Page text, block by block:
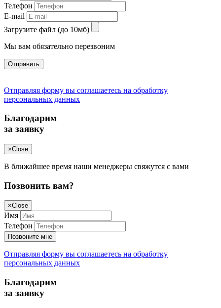
Телефон
E-mail
Загрузите файл (до 10мб)
Мы вам обязательно перезвоним
Отправить
Отправляя форму вы соглашаетесь на обработку
персональных данных
Благодарим
за заявку
×Close
В ближайшее время наши менеджеры свяжутся с вами
Позвонить вам?
×Close
Имя
Телефон
Позвоните мне
Отправляя форму вы соглашаетесь на обработку
персональных данных
Благодарим
за заявку